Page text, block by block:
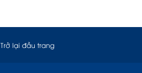
Trở lại đầu trang